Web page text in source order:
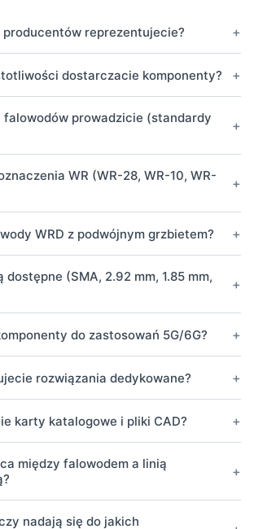
reprezentujecie? +
dostarczacie komponenty? +
falowodów prowadzicie (standardy
+
WR (WR-28, WR-10, WR-
+
WRD z podwójnym grzbietem? +
dostępne (SMA, 2.92 mm, 1.85 mm,
+
do zastosowań 5G/6G? +
rozwiązania dedykowane? +
karty katalogowe i pliki CAD? +
między falowodem a linią
+
nadają się do jakich